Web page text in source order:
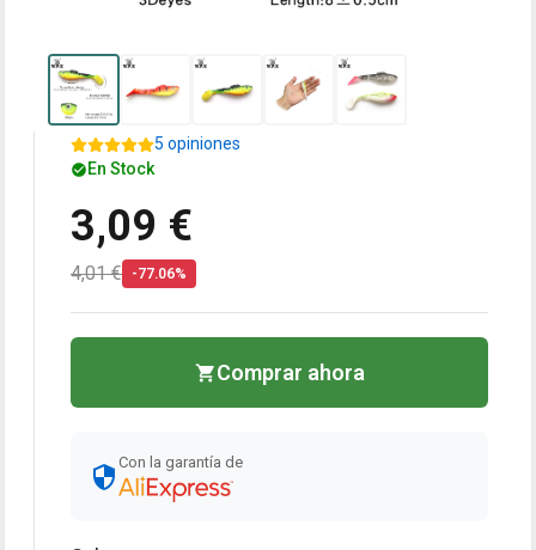
5 opiniones
En Stock
3,09 €
4,01 € -77.06%
Comprar ahora
Con la garantía de